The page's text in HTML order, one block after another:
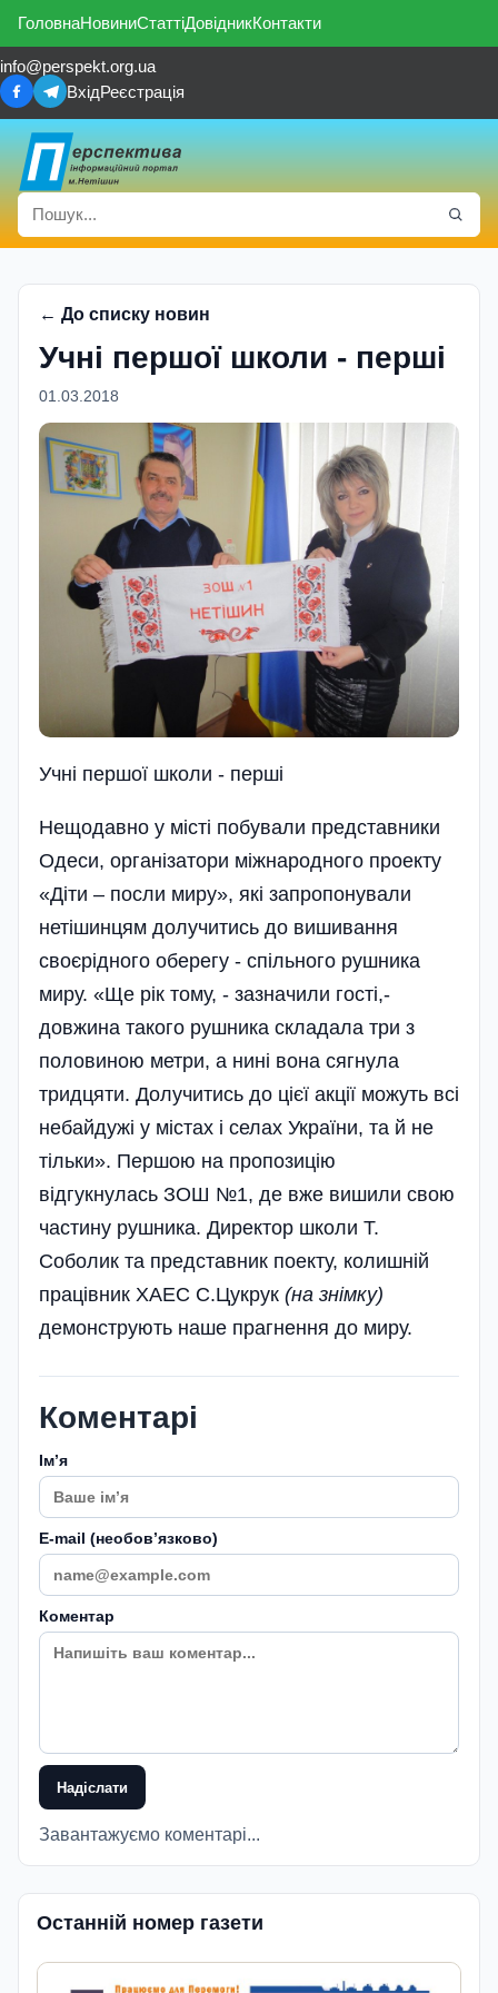
ГоловнаНовиниСтаттіДовідникКонтакти
info@perspekt.org.ua
ВхідРеєстрація
← До списку новин
Учні першої школи - перші
01.03.2018
Учні першої школи - перші
Нещодавно у місті побували представники
Одеси, організатори міжнародного проекту
«Діти – посли миру», які запропонували
нетішинцям долучитись до вишивання
своєрідного оберегу - спільного рушника
миру. «Ще рік тому, - зазначили гості,-
довжина такого рушника складала три з
половиною метри, а нині вона сягнула
тридцяти. Долучитись до цієї акції можуть всі
небайдужі у містах і селах України, та й не
тільки». Першою на пропозицію
відгукнулась ЗОШ №1, де вже вишили свою
частину рушника. Директор школи Т.
Соболик та представник поекту, колишній
працівник ХАЕС С.Цукрук (на знімку)
демонструють наше прагнення до миру.
Коментарі
Імʼя
E-mail (необовʼязково)
Коментар
Надіслати
Завантажуємо коментарі...
Останній номер газети